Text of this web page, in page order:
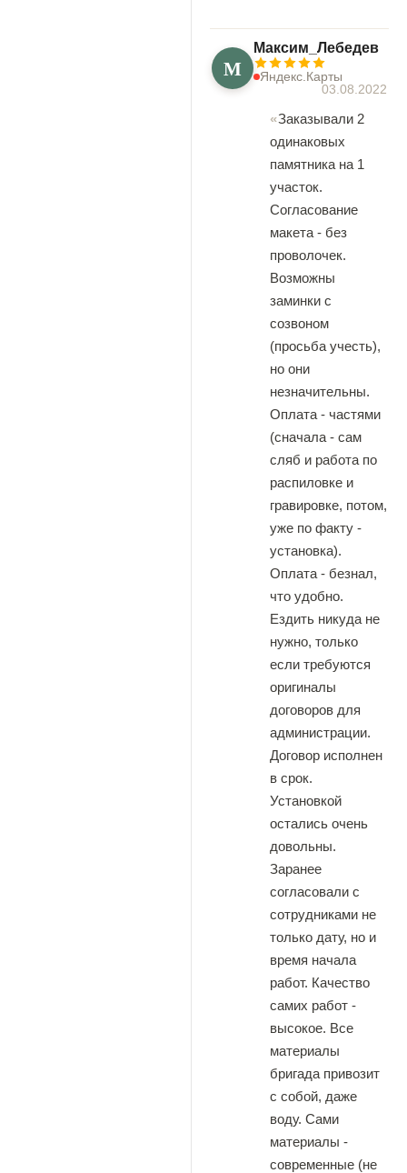
М
Максим_Лебедев
Яндекс.Карты
03.08.2022
Заказывали 2
одинаковых
памятника на 1
участок.
Согласование
макета - без
проволочек.
Возможны
заминки с
созвоном
(просьба учесть),
но они
незначительны.
Оплата - частями
(сначала - сам
сляб и работа по
распиловке и
гравировке, потом,
уже по факту -
установка).
Оплата - безнал,
что удобно.
Ездить никуда не
нужно, только
если требуются
оригиналы
договоров для
администрации.
Договор исполнен
в срок.
Установкой
остались очень
довольны.
Заранее
согласовали с
сотрудниками не
только дату, но и
время начала
работ. Качество
самих работ -
высокое. Все
материалы
бригада привозит
с собой, даже
воду. Сами
материалы -
современные (не